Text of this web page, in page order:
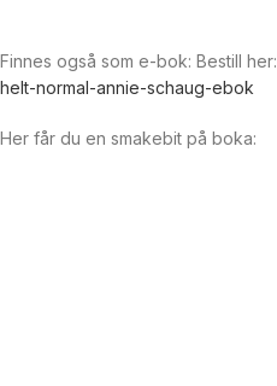
Finnes også som e-bok: Bestill her:
helt-normal-annie-schaug-ebok
Her får du en smakebit på boka: